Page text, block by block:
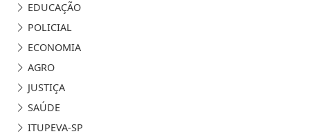
EDUCAÇÃO
POLICIAL
ECONOMIA
AGRO
JUSTIÇA
SAÚDE
ITUPEVA-SP